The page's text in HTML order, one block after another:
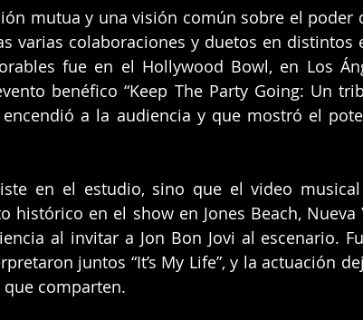
mutua y una visión común sobre el poder
varias colaboraciones y duetos en distintos
fue en el Hollywood Bowl, en Los
benéfico “Keep The Party Going: Un
a la audiencia y que mostró el
en el estudio, sino que el video
histórico en el show en Jones Beach, Nueva
al invitar a Jon Bon Jovi al escenario.
juntos “It’s My Life”, y la actuación
comparten.